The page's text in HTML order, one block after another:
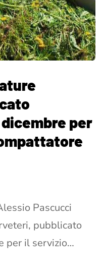
per
Pascucci
pubblicato
per il servizio…